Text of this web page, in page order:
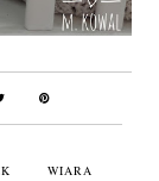
WIARA